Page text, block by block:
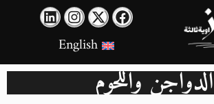
English
الدواجن واللحوم